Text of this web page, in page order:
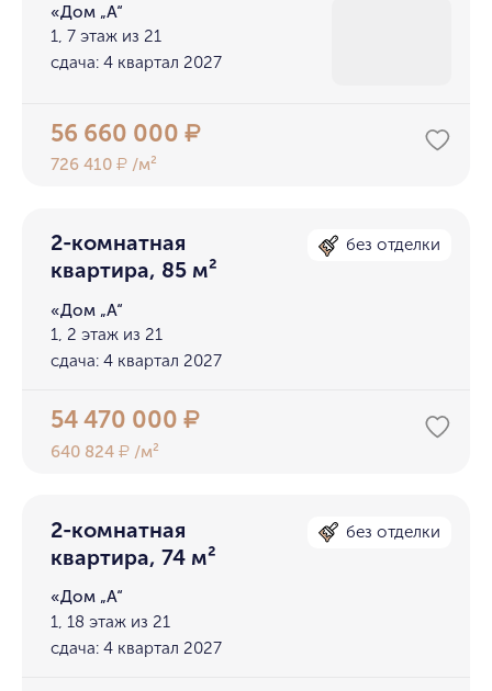
«Дом „А“
1, 7 этаж из 21
сдача: 4 квартал 2027
56 660 000₽
726 410₽ /м²
2-комнатная
квартира, 85 м²
без отделки
«Дом „А“
1, 2 этаж из 21
сдача: 4 квартал 2027
54 470 000₽
640 824₽ /м²
2-комнатная
квартира, 74 м²
без отделки
«Дом „А“
1, 18 этаж из 21
сдача: 4 квартал 2027